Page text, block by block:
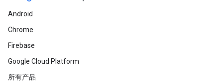
Android
Chrome
Firebase
Google Cloud Platform
所有产品